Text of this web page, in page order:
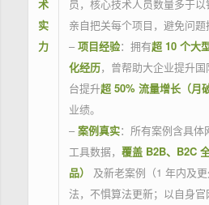
术
实
力
员，核心技术人员数量多于
亲自把关每个项目，避免问题
– 项目经验：拥有超 10 个大
化经历，曾帮助大企业提升
台提升超 50% 流量增长（月
业绩。
– 案例真实：所有案例含具体
工具数据， 覆盖 B2B、B2C
品）
及新老案例（1 年内及
法，不惧算法更新；以自身